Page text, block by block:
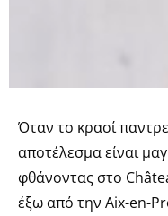
Όταν το κρασί
αποτέλεσμα είναι
φθάνοντας στο
έξω από την Aix-en-